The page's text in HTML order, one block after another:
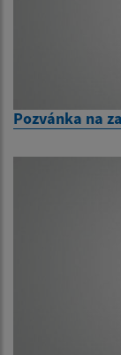
Pozvánka na